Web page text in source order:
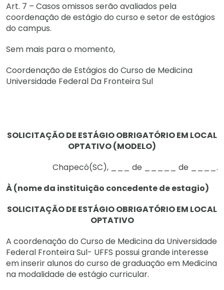
Art. 7 – Casos omissos serão avaliados pela
coordenação de estágio do curso e setor de estágios
do campus.
Sem mais para o momento,
Coordenação de Estágios do Curso de Medicina
Universidade Federal Da Fronteira Sul
SOLICITAÇÃO DE ESTÁGIO OBRIGATÓRIO EM LOCAL
OPTATIVO (MODELO)
Chapecó(SC), ___ de _____ de ____.
À (nome da instituição concedente de estagio)
SOLICITAÇÃO DE ESTÁGIO OBRIGATÓRIO EM LOCAL
OPTATIVO
A coordenação do Curso de Medicina da Universidade
Federal Fronteira Sul- UFFS possui grande interesse
em inserir alunos do curso de graduação em Medicina
na modalidade de estágio curricular.